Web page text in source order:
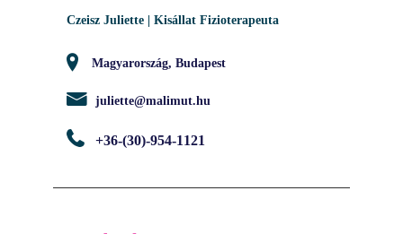
Czeisz Juliette | Kisállat Fizioterapeuta
Magyarország, Budapest
juliette@malimut.hu
+36-(30)-954-1121